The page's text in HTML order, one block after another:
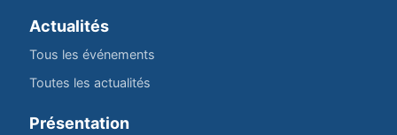
Actualités
Tous les événements
Toutes les actualités
Présentation